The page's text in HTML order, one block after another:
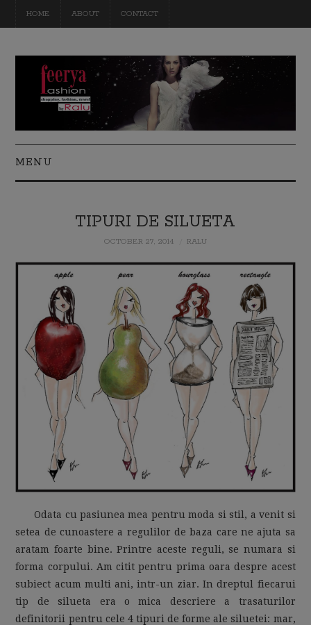
HOME ABOUT CONTACT
MENU
TRAVEL
DIY
MOM LIFE
TIPURI DE SILUETA
OCTOBER 27, 2014 RALU
Odata cu pasiunea mea pentru moda si stil, a venit si
setea de cunoastere a regulilor de baza care ne ajuta sa
aratam foarte bine. Printre aceste reguli, se numara si
forma corpului. Am citit pentru prima oara despre acest
subiect acum multi ani, intr-un ziar. In dreptul fiecarui
tip de silueta era o mica descriere a trasaturilor
definitorii pentru cele 4 tipuri de forme ale siluetei: mar,